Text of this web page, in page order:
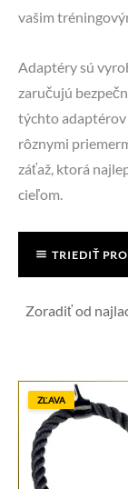
vašim
Adaptéry sú
zaručujú
týchto
rôznymi
záťaž, ktorá
cieľom.
TRIEDIŤ
ZĽAVA